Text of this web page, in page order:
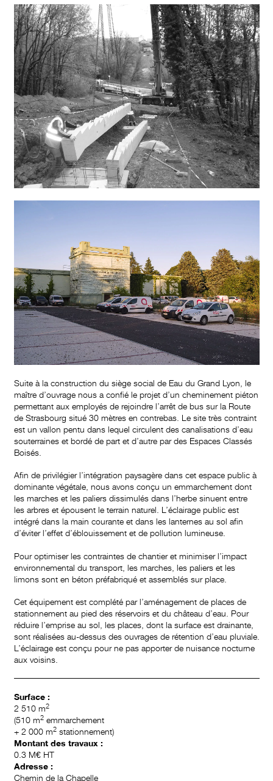
Suite à la construction du siège social de Eau du Grand Lyon, le
maître d’ouvrage nous a confié le projet d’un cheminement piéton
permettant aux employés de rejoindre l’arrêt de bus sur la Route
de Strasbourg situé 30 mètres en contrebas. Le site très contraint
est un vallon pentu dans lequel circulent des canalisations d’eau
souterraines et bordé de part et d’autre par des Espaces Classés
Boisés.
Afin de privilégier l’intégration paysagère dans cet espace public à
dominante végétale, nous avons conçu un emmarchement dont
les marches et les paliers dissimulés dans l’herbe sinuent entre
les arbres et épousent le terrain naturel. L’éclairage public est
intégré dans la main courante et dans les lanternes au sol afin
d’éviter l’effet d’éblouissement et de pollution lumineuse.
Pour optimiser les contraintes de chantier et minimiser l’impact
environnemental du transport, les marches, les paliers et les
limons sont en béton préfabriqué et assemblés sur place.
Cet équipement est complété par l’aménagement de places de
stationnement au pied des réservoirs et du château d’eau. Pour
réduire l’emprise au sol, les places, dont la surface est drainante,
sont réalisées au-dessus des ouvrages de rétention d’eau pluviale.
L’éclairage est conçu pour ne pas apporter de nuisance nocturne
aux voisins.
Surface :
2 510 m2
(510 m2emmarchement
+ 2 000 m2stationnement)
Montant des travaux :
0.3 M€ HT
Adresse :
Chemin de la Chapelle